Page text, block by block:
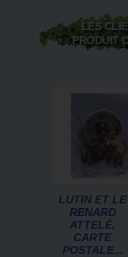
LES
PRODUIT
LUTIN ET LE
RENARD
ATTELÉ,
CARTE
POSTALE...